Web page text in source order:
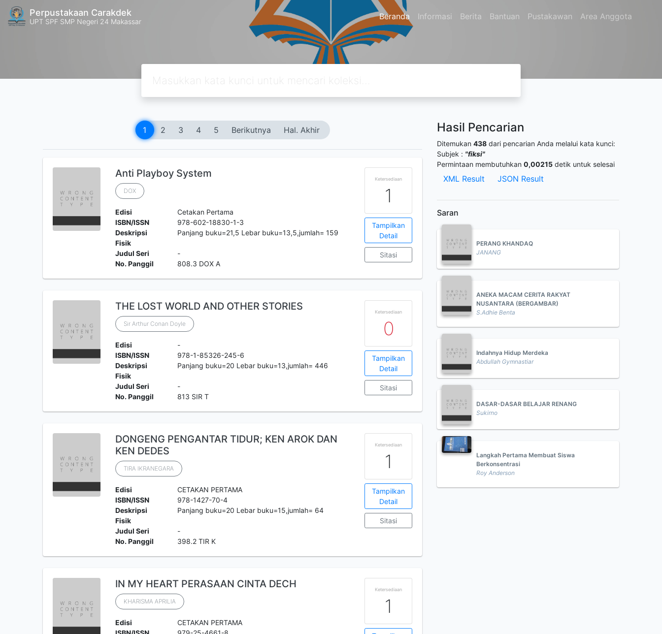
Perpustakaan Carakdek
UPT SPF SMP Negeri 24 Makassar Beranda Informasi Berita Bantuan Pustakawan Area Anggota
1 2 3 4 5 Berikutnya Hal. Akhir
Anti Playboy System
DOX
Edisi
Cetakan Pertama
ISBN/ISSN
978-602-18830-1-3
Deskripsi
Fisik
Panjang buku=21,5 Lebar buku=13,5,jumlah= 159
Judul Seri
-
No. Panggil
808.3 DOX A
Ketersediaan
1
Tampilkan
Detail
Sitasi
THE LOST WORLD AND OTHER STORIES
Sir Arthur Conan Doyle
Edisi
-
ISBN/ISSN
978-1-85326-245-6
Deskripsi
Fisik
Panjang buku=20 Lebar buku=13,jumlah= 446
Judul Seri
-
No. Panggil
813 SIR T
Ketersediaan
0
Tampilkan
Detail
Sitasi
DONGENG PENGANTAR TIDUR; KEN AROK DAN
KEN DEDES
TIRA IKRANEGARA
Edisi
CETAKAN PERTAMA
ISBN/ISSN
978-1427-70-4
Deskripsi
Fisik
Panjang buku=20 Lebar buku=15,jumlah= 64
Judul Seri
-
No. Panggil
398.2 TIR K
Ketersediaan
1
Tampilkan
Detail
Sitasi
IN MY HEART PERASAAN CINTA DECH
KHARISMA APRILIA
Edisi
CETAKAN PERTAMA
Ketersediaan
1
Hasil Pencarian
Ditemukan 438 dari pencarian Anda melalui kata kunci:
Subjek : "fiksi"
Permintaan membutuhkan 0,00215 detik untuk selesai
XML Result JSON Result
Saran
PERANG KHANDAQ
JANANG
ANEKA MACAM CERITA RAKYAT
NUSANTARA (BERGAMBAR)
S.Adhie Benta
Indahnya Hidup Merdeka
Abdullah Gymnastiar
DASAR-DASAR BELAJAR RENANG
Sukirno
Langkah Pertama Membuat Siswa
Berkonsentrasi
Roy Anderson